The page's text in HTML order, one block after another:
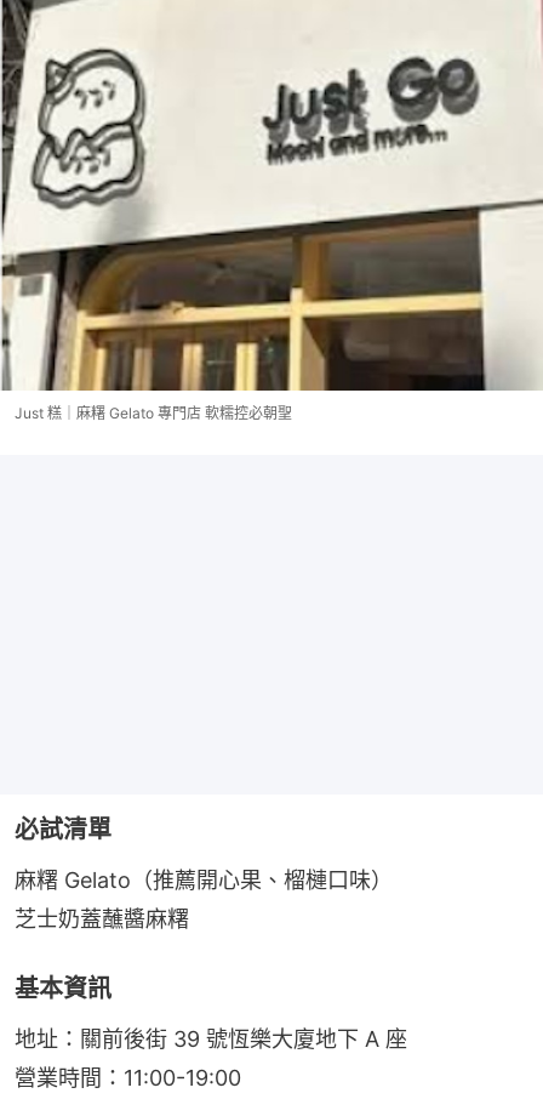
Just 糕｜麻糬 Gelato 專門店 軟糯控必朝聖
必試清單
麻糬 Gelato（推薦開心果、榴槤口味）
芝士奶蓋蘸醬麻糬
基本資訊
地址：關前後街 39 號恆樂大廈地下 A 座
營業時間：11:00-19:00